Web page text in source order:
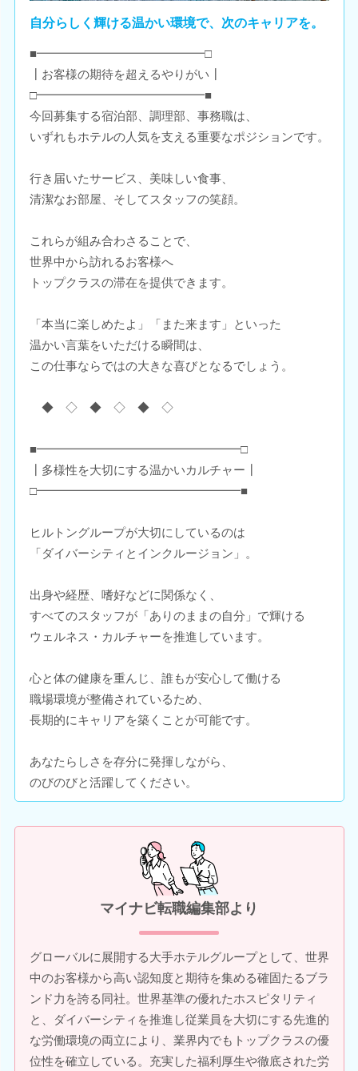
自分らしく輝ける温かい環境で、次のキャリアを。
■━━━━━━━━━━━━━━□
┃お客様の期待を超えるやりがい┃
□━━━━━━━━━━━━━━■
今回募集する宿泊部、調理部、事務職は、
いずれもホテルの人気を支える重要なポジションです。
行き届いたサービス、美味しい食事、
清潔なお部屋、そしてスタッフの笑顔。
これらが組み合わさることで、
世界中から訪れるお客様へ
トップクラスの滞在を提供できます。
「本当に楽しめたよ」「また来ます」といった
温かい言葉をいただける瞬間は、
この仕事ならではの大きな喜びとなるでしょう。
◆ ◇ ◆ ◇ ◆ ◇
■━━━━━━━━━━━━━━━━━□
┃多様性を大切にする温かいカルチャー┃
□━━━━━━━━━━━━━━━━━■
ヒルトングループが大切にしているのは
「ダイバーシティとインクルージョン」。
出身や経歴、嗜好などに関係なく、
すべてのスタッフが「ありのままの自分」で輝ける
ウェルネス・カルチャーを推進しています。
心と体の健康を重んじ、誰もが安心して働ける
職場環境が整備されているため、
長期的にキャリアを築くことが可能です。
あなたらしさを存分に発揮しながら、
のびのびと活躍してください。
マイナビ転職編集部より
グローバルに展開する大手ホテルグループとして、世界
中のお客様から高い認知度と期待を集める確固たるブラ
ンド力を誇る同社。世界基準の優れたホスピタリティ
と、ダイバーシティを推進し従業員を大切にする先進的
な労働環境の両立により、業界内でもトップクラスの優
位性を確立している。充実した福利厚生や徹底された労